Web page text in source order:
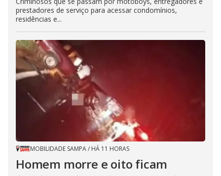
prestadores de serviço para acessar condomínios,
residências e...
MOBILIDADE SAMPA/ HÁ 11 HORAS
Homem morre e oito ficam